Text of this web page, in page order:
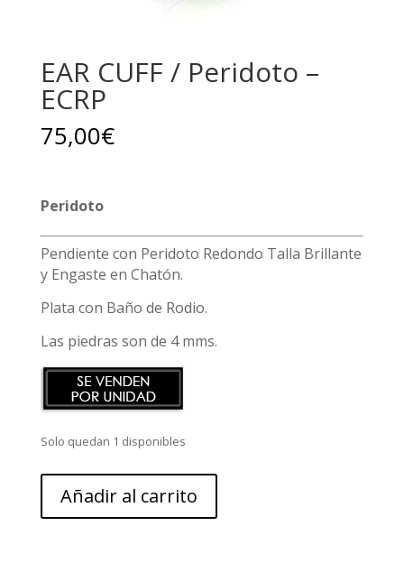
EAR CUFF / Peridoto –
ECRP
75,00€
Peridoto
Pendiente con Peridoto Redondo Talla Brillante
y Engaste en Chatón.
Plata con Baño de Rodio.
Las piedras son de 4 mms.
Solo quedan 1 disponibles
CUFFAñadir al carrito